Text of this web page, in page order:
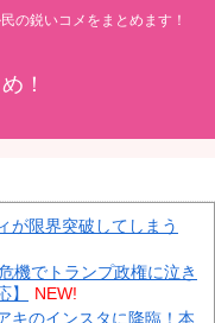
の鋭いコメをまとめます！
！
が限界突破してしまう
機でトランプ政権に泣き
NEW!
キのインスタに降臨！本